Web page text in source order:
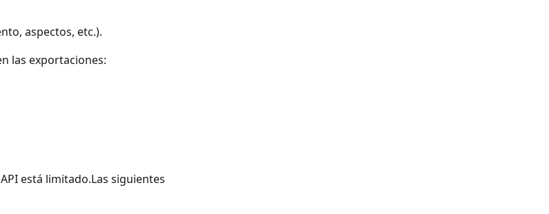
aspectos, etc.).
las exportaciones:
está limitado.Las siguientes